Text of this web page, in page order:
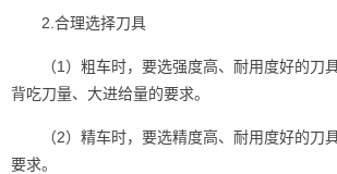
2.合理选择刀具
（1）粗车时，要选强度高、耐用度好的刀
背吃刀量、大进给量的要求。
（2）精车时，要选精度高、耐用度好的刀
要求。